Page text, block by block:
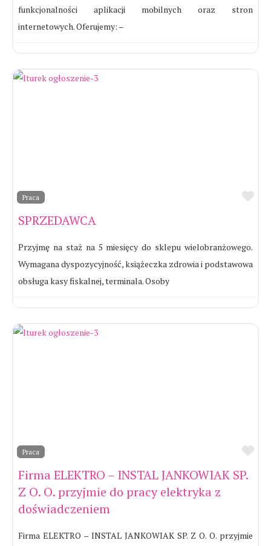
funkcjonalności aplikacji mobilnych oraz stron
internetowych. Oferujemy: –
Praca
SPRZEDAWCA
Przyjmę na staż na 5 miesięcy do sklepu wielobranżowego.
Wymagana dyspozycyjność, książeczka zdrowia i podstawowa
obsługa kasy fiskalnej, terminala. Osoby
Praca
Firma ELEKTRO – INSTAL JANKOWIAK SP.
Z O. O. przyjmie do pracy elektryka z
doświadczeniem
Firma ELEKTRO – INSTAL JANKOWIAK SP. Z O. O. przyjmie